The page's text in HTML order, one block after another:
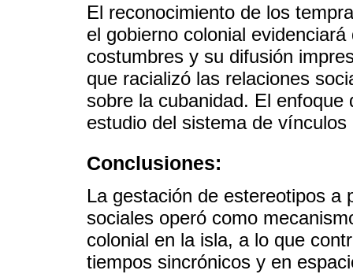
El reconocimiento de los
el gobierno colonial
costumbres y su difusión
que racializó las relaciones
sobre la cubanidad. El
estudio del sistema de vínculos
Conclusiones:
La gestación de estereotipos a
sociales operó como
colonial en la isla, a lo que
tiempos sincrónicos y en